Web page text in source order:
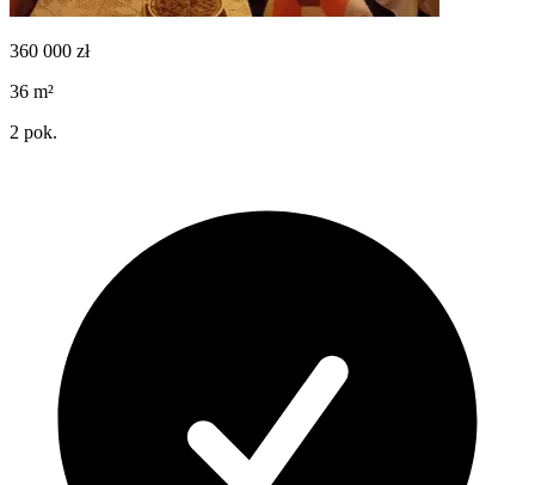
360 000 zł
36 m²
2 pok.